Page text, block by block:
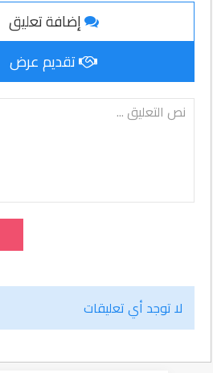
إضافة تعليق
تقديم عرض
لا توجد أي تعليقات